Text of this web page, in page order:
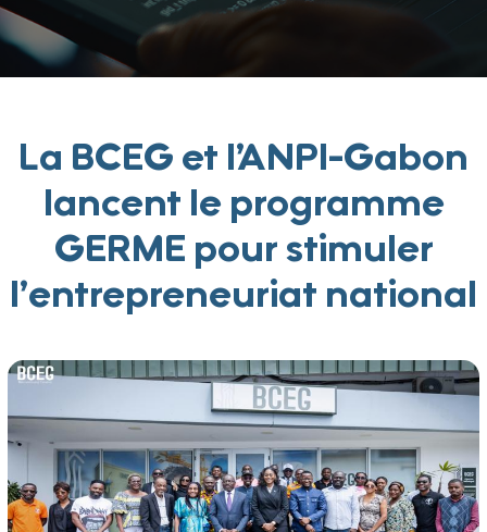
La BCEG et l’ANPI-Gabon
lancent le programme
GERME pour stimuler
l’entrepreneuriat national